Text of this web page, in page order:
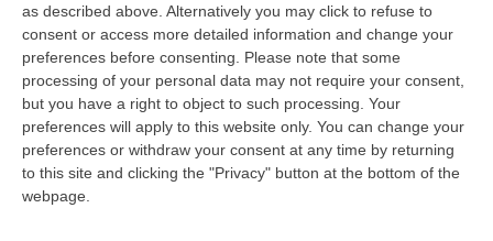
as described above. Alternatively you may click to refuse to
consent or access more detailed information and change your
preferences before consenting.
Please note that some
processing of your personal data may not require your consent,
but you have a right to object to such processing. Your
preferences will apply to this website only. You can change your
preferences or withdraw your consent at any time by returning
to this site and clicking the "Privacy" button at the bottom of the
webpage.